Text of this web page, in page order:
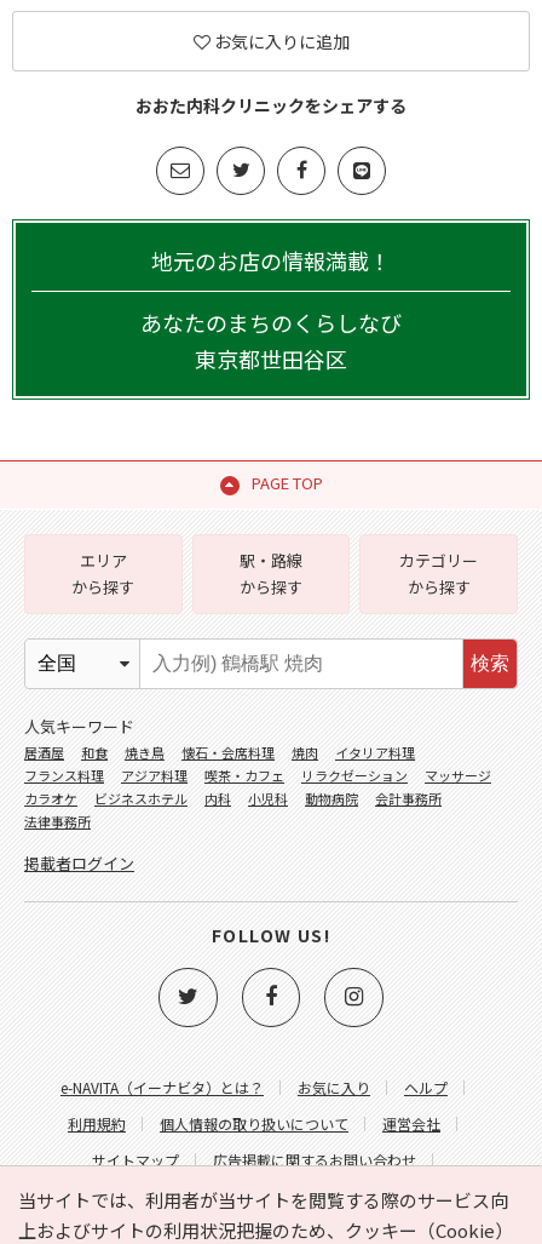
お気に入りに追加
おおた内科クリニックをシェアする
地元のお店の情報満載！
あなたのまちのくらしなび
東京都世田谷区
PAGE TOP
当サイトでは、利用者が当サイトを閲覧する際のサービス向
上およびサイトの利用状況把握のため、クッキー（Cookie）
e-NAVITA（イーナビタ）とは？ お気に入り
ヘルプ
利用規約
個人情報の取り扱いについて
運営会社
サイトマップ
広告掲載に関するお問い合わせ
サイトの内容に関するお問い合わせ
エリア
から探す
駅・路線
から探す
カテゴリー
から探す
検索
人気キーワード
居酒屋 和食 焼き鳥 懐石・会席料理 焼肉
イタリア料理
フランス料理
アジア料理 喫茶・カフェ リラクゼーション
マッサージ
カラオケ
ビジネスホテル 内科 小児科 動物病院
会計事務所
法律事務所
掲載者ログイン
FOLLOW US!